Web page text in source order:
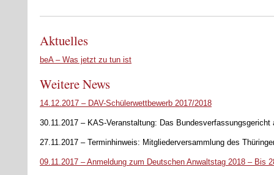
Aktuelles
beA – Was jetzt zu tun ist
Weitere News
14.12.2017 – DAV-Schülerwettbewerb 2017/2018
30.11.2017 – KAS-Veranstaltung: Das
27.11.2017 – Terminhinweis: Mitgliederversammlung des
09.11.2017 – Anmeldung zum Deutschen Anwaltstag 2018 – Bis